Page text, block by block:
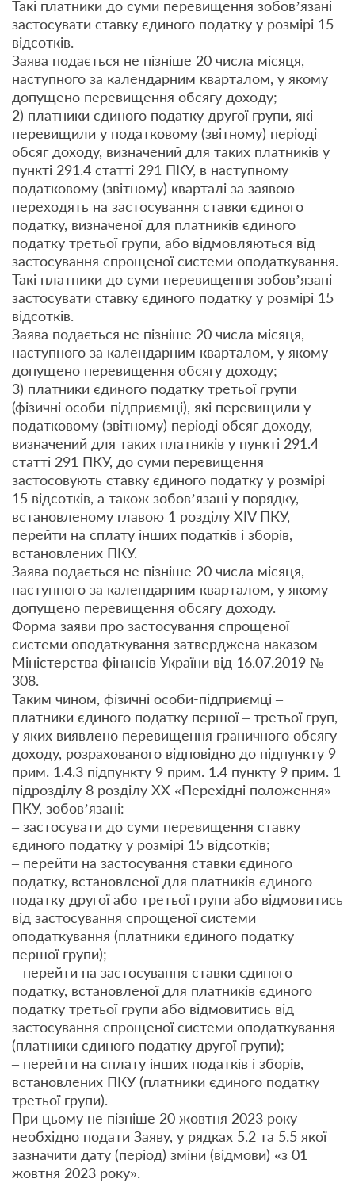
Такі платники до суми перевищення зобов’язані
застосувати ставку єдиного податку у розмірі 15
відсотків.
Заява подається не пізніше 20 числа місяця,
наступного за календарним кварталом, у якому
допущено перевищення обсягу доходу;
2) платники єдиного податку другої групи, які
перевищили у податковому (звітному) періоді
обсяг доходу, визначений для таких платників у
пункті 291.4 статті 291 ПКУ, в наступному
податковому (звітному) кварталі за заявою
переходять на застосування ставки єдиного
податку, визначеної для платників єдиного
податку третьої групи, або відмовляються від
застосування спрощеної системи оподаткування.
Такі платники до суми перевищення зобов’язані
застосувати ставку єдиного податку у розмірі 15
відсотків.
Заява подається не пізніше 20 числа місяця,
наступного за календарним кварталом, у якому
допущено перевищення обсягу доходу;
3) платники єдиного податку третьої групи
(фізичні особи-підприємці), які перевищили у
податковому (звітному) періоді обсяг доходу,
визначений для таких платників у пункті 291.4
статті 291 ПКУ, до суми перевищення
застосовують ставку єдиного податку у розмірі
15 відсотків, а також зобов’язані у порядку,
встановленому главою 1 розділу ХIV ПКУ,
перейти на сплату інших податків і зборів,
встановлених ПКУ.
Заява подається не пізніше 20 числа місяця,
наступного за календарним кварталом, у якому
допущено перевищення обсягу доходу.
Форма заяви про застосування спрощеної
системи оподаткування затверджена наказом
Міністерства фінансів України від 16.07.2019 №
308.
Таким чином, фізичні особи-підприємці –
платники єдиного податку першої – третьої груп,
у яких виявлено перевищення граничного обсягу
доходу, розрахованого відповідно до підпункту 9
прим. 1.4.3 підпункту 9 прим. 1.4 пункту 9 прим. 1
підрозділу 8 розділу ХХ «Перехідні положення»
ПКУ, зобов’язані:
– застосувати до суми перевищення ставку
єдиного податку у розмірі 15 відсотків;
– перейти на застосування ставки єдиного
податку, встановленої для платників єдиного
податку другої або третьої групи або відмовитись
від застосування спрощеної системи
оподаткування (платники єдиного податку
першої групи);
– перейти на застосування ставки єдиного
податку, встановленої для платників єдиного
податку третьої групи або відмовитись від
застосування спрощеної системи оподаткування
(платники єдиного податку другої групи);
– перейти на сплату інших податків і зборів,
встановлених ПКУ (платники єдиного податку
третьої групи).
При цьому не пізніше 20 жовтня 2023 року
необхідно подати Заяву, у рядках 5.2 та 5.5 якої
зазначити дату (період) зміни (відмови) «з 01
жовтня 2023 року».